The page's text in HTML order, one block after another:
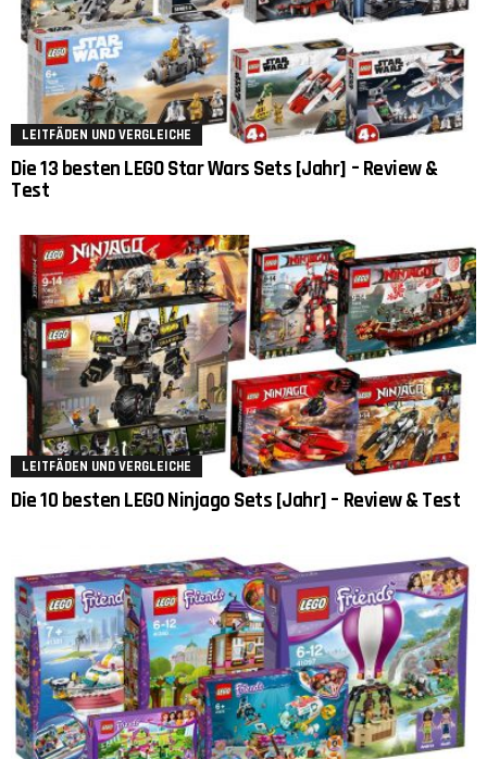
LEITFÄDEN UND VERGLEICHE
Die 13 besten LEGO Star Wars Sets [Jahr] – Review &
Test
LEITFÄDEN UND VERGLEICHE
Die 10 besten LEGO Ninjago Sets [Jahr] – Review & Test